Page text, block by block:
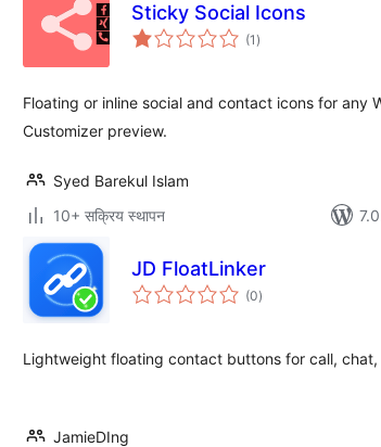
Sticky Social Icons
(1 कुल
दर)
Floating or inline social and contact icons for any
Customizer preview.
Syed Barekul Islam
10+ सक्रिय स्थापन
JD FloatLinker
(0कुल
दर)
Lightweight floating contact buttons for call, chat,
JamieDIng